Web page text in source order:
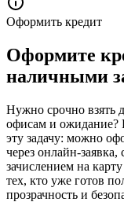
Оформить кредит
Оформите
наличными
Нужно срочно взять
офисам и
эту задачу: можно
через онлайн-
зачислением на
тех, кто уже готов
прозрачность и